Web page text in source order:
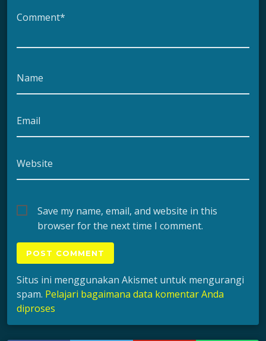
Comment*
Name
Email
Website
Save my name, email, and website in this
browser for the next time I comment.
Situs ini menggunakan Akismet untuk mengurangi
spam. Pelajari bagaimana data komentar Anda
diproses